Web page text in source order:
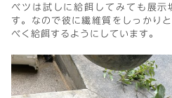
ベツは試しに給餌してみても展
す。なので彼に繊維質をしっかり
べく給餌するようにしています。